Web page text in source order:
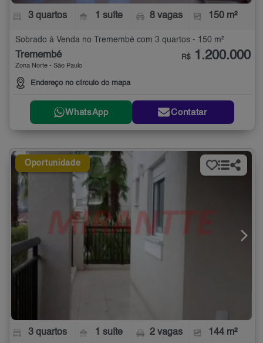
3 quartos 1 suíte 8 vagas 150 m²
Sobrado à Venda no Tremembé com 3 quartos - 150 m²
Tremembé
Zona Norte - São Paulo
Endereço no círculo do mapa
R$ 1.200.000
WhatsApp Contatar
Oportunidade
3 quartos 1 suíte 2 vagas 144 m²